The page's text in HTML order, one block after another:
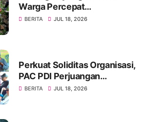
Warga Percepat
Pembangunan Jembatan
BERITA JUL 18, 2026
Perkuat Soliditas Organisasi,
PAC PDI Perjuangan
Bumiayu Gelar Silaturahmi
BERITA JUL 18, 2026